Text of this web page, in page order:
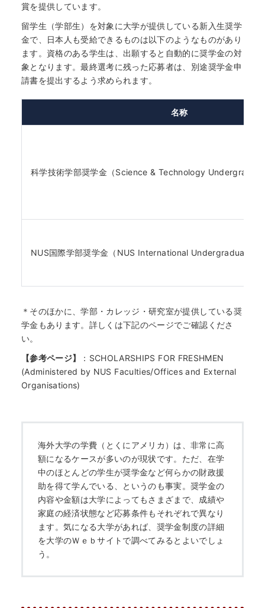
賞を提供しています。
留学生（学部生）を対象に大学が提供している新入生奨学
金で、日本人も受給できるものは以下のようなものがあり
ます。資格のある学生は、出願すると自動的に奨学金の対
象となります。最終選考に残った応募者は、別途奨学金申
請書を提出するよう求められます。
名称
科学技術学部奨学金（Science & Technology
NUS国際学部奨学金（NUS International Undergraduate
＊そのほかに、学部・カレッジ・研究室が提供している奨
学金もあります。詳しくは下記のページでご確認くださ
い。
【参考ページ】
： SCHOLARSHIPS FOR FRESHMEN
(Administered by NUS Faculties/Offices and External
Organisations)
海外大学の学費（とくにアメリカ）は、非常に高
額になるケースが多いのが現状です。ただ、在学
中のほとんどの学生が奨学金など何らかの財政援
助を得て学んでいる、というのも事実。奨学金の
内容や金額は大学によってもさまざまで、成績や
家庭の経済状態など応募条件もそれぞれで異なり
ます。気になる大学があれば、奨学金制度の詳細
を大学のＷｅｂサイトで調べてみるとよいでしょ
う。